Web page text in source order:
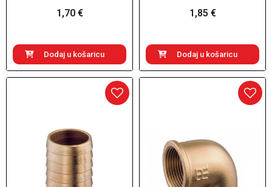
1,70 €
Dodaj u košaricu
1,85 €
Dodaj u košaricu